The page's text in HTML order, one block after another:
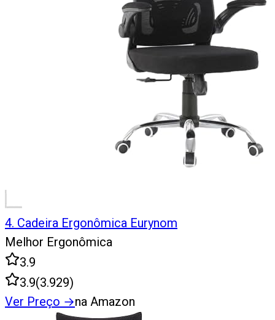
4. Cadeira Ergonômica Eurynom
Melhor Ergonômica
3.9
3.9(3.929)
Ver Preço →na Amazon